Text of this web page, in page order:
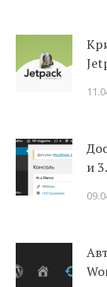
и